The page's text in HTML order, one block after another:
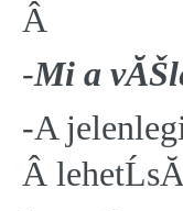
Â
-Mi a
-A
Â